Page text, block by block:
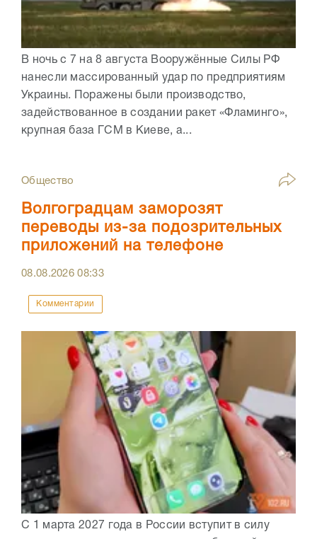
В ночь с 7 на 8 августа Вооружённые Силы РФ
нанесли массированный удар по предприятиям
Украины. Поражены были производство,
задействованное в создании ракет «Фламинго»,
крупная база ГСМ в Киеве, а...
Общество
Волгоградцам заморозят
переводы из-за подозрительных
приложений на телефоне
08.08.202608:33
Комментарии
С 1 марта 2027 года в России вступит в силу